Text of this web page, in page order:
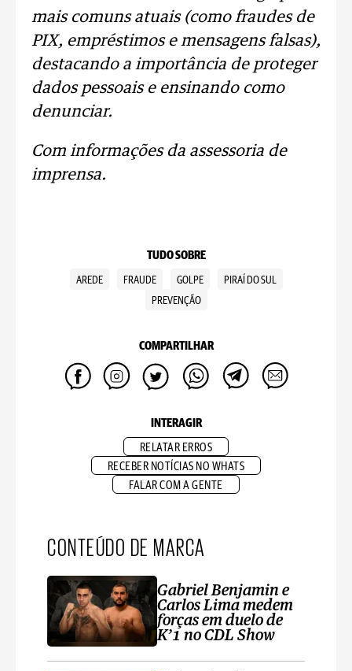
mais comuns atuais (como fraudes de
PIX, empréstimos e mensagens falsas),
destacando a importância de proteger
dados pessoais e ensinando como
denunciar.
Com informações da assessoria de
imprensa.
TUDO SOBRE
AREDE FRAUDE GOLPE
PIRAÍ DO SUL
PREVENÇÃO
COMPARTILHAR
INTERAGIR
RELATAR ERROS
RECEBER NOTÍCIAS NO WHATS
FALAR COM A GENTE
CONTEÚDO DE MARCA
Gabriel Benjamin e
Carlos Lima medem
forças em duelo de
K’1 no CDL Show